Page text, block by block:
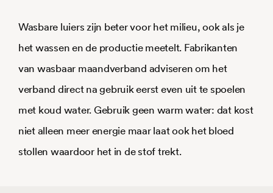
Wasbare luiers zijn beter voor het milieu, ook als je
het wassen en de productie meetelt. Fabrikanten
van wasbaar maandverband adviseren om het
verband direct na gebruik eerst even uit te spoelen
met koud water. Gebruik geen warm water: dat kost
niet alleen meer energie maar laat ook het bloed
stollen waardoor het in de stof trekt.